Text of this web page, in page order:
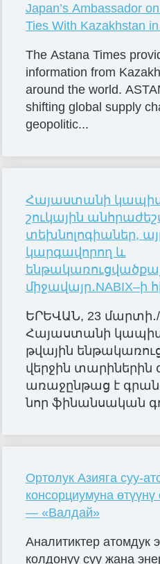
Japan’s Ambassador
Ties With Kazakhstan
The Astana Times
information from
around the world.
shifting global supply
geopolitic...
Հայաստանի
շուկային
տեխնոլոգիաներ,
կարգավորող և
միջավայր․NABIX–ի
ԵՐԵՎԱՆ, 23
Հայաստանի
թվային
վերջին տարիներին
առաջընթաց է
նոր ֆինանսական
Ортолук Азияга суу-
консорциумуна
— «Валдай»
Аналитиктер атомдук
колдонуу суу жана